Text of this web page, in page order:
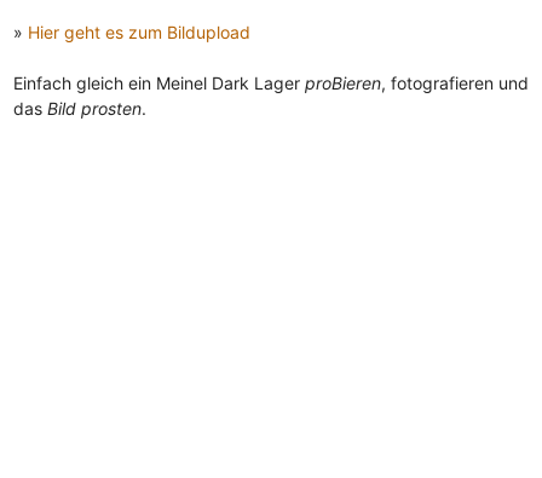
» Hier geht es zum Bildupload
Einfach gleich ein Meinel Dark Lager proBieren, fotografieren und
das Bild prosten.